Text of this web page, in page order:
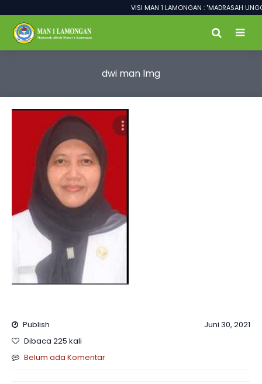
VISI MAN 1 LAMONGAN : "MADRASAH
dwi man lmg
Publish
Juni 30, 2021
Dibaca 225 kali
Belum ada Komentar